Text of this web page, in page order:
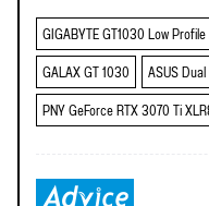
GIGABYTE GT1030 Low
GALAX GT 1030
ASUS
PNY GeForce RTX 3070 Ti